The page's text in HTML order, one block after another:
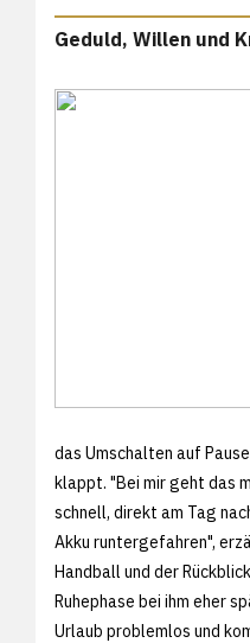
Geduld, Willen und
das Umschalten auf
klappt. "Bei mir geht das
schnell, direkt am Tag
Akku runtergefahren",
Handball und der
Ruhephase bei ihm eher
Urlaub problemlos und